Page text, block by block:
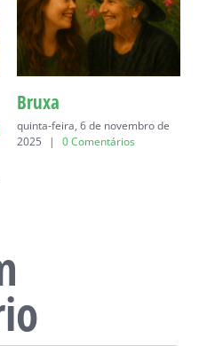
Bruxa
quinta-feira, 6 de novembro de
2025
| 0 Comentários